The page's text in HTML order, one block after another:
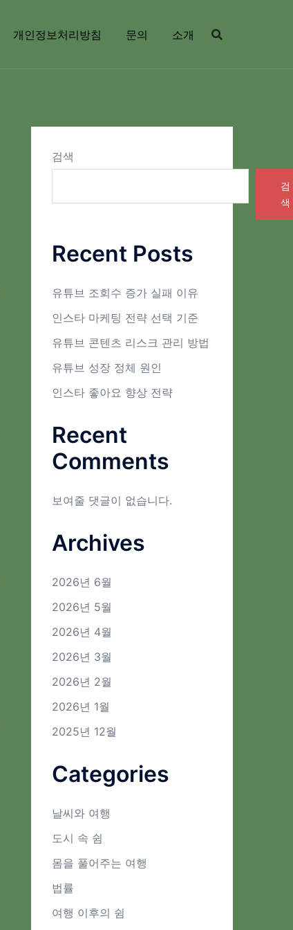
개인정보처리방침 문의 소개
검색
검
색
Recent Posts
유튜브 조회수 증가 실패 이유
인스타 마케팅 전략 선택 기준
유튜브 콘텐츠 리스크 관리 방법
유튜브 성장 정체 원인
인스타 좋아요 향상 전략
Recent
Comments
보여줄 댓글이 없습니다.
Archives
2026년 6월
2026년 5월
2026년 4월
2026년 3월
2026년 2월
2026년 1월
2025년 12월
Categories
날씨와 여행
도시 속 쉼
몸을 풀어주는 여행
법률
여행 이후의 쉼